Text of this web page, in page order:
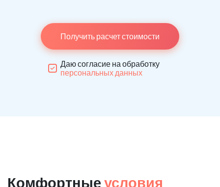
Получить расчет стоимости
Даю согласие на обработку
персональных данных
Комфортные условия